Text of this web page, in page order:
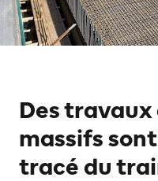
Des travaux
massifs
tracé du